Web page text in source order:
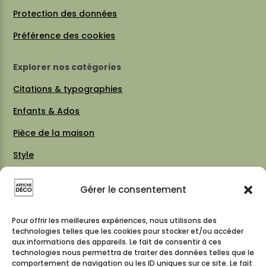
Gérer le consentement
Pour offrir les meilleures expériences, nous utilisons des
technologies telles que les cookies pour stocker et/ou accéder
aux informations des appareils. Le fait de consentir à ces
technologies nous permettra de traiter des données telles que le
comportement de navigation ou les ID uniques sur ce site. Le fait
Protection des données
Préférence des cookies
Explorer nos catégories
Citations & typographies
Enfants & Ados
Pièce de la maison
Style
Thèmes
Vintage 70 / 80
Cartes & plans de villes